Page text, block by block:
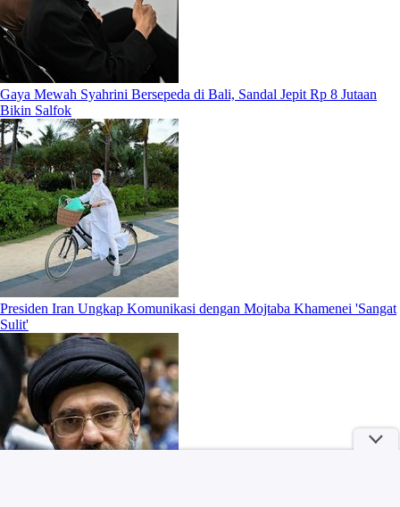
Gaya Mewah Syahrini Bersepeda di Bali, Sandal Jepit Rp 8 Jutaan
Bikin Salfok
Presiden Iran Ungkap Komunikasi dengan Mojtaba Khamenei 'Sangat
Sulit'